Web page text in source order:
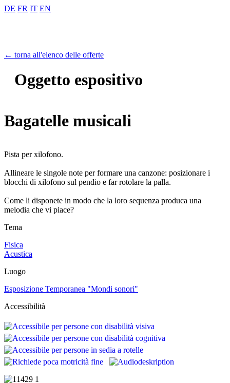
DE FR IT EN
← torna all'elenco delle offerte
Oggetto espositivo
Bagatelle musicali
Pista per xilofono.
Allineare le singole note per formare una canzone: posizionare i
blocchi di xilofono sul pendio e far rotolare la palla.
Come li disponete in modo che la loro sequenza produca una
melodia che vi piace?
Tema
Fisica
Acustica
Luogo
Esposizione Temporanea "Mondi sonori"
Accessibilità